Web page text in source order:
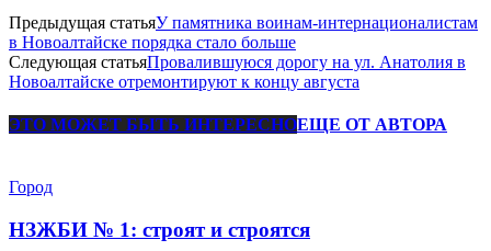
Предыдущая статьяУ памятника воинам-интернационалистам
в Новоалтайске порядка стало больше
Следующая статьяПровалившуюся дорогу на ул. Анатолия в
Новоалтайске отремонтируют к концу августа
ЭТО МОЖЕТ БЫТЬ ИНТЕРЕСНОЕЩЕ ОТ АВТОРА
Город
НЗЖБИ № 1: строят и строятся